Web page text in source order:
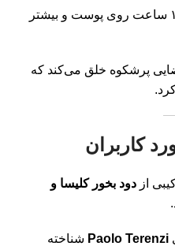
بسیار قوی (۱۰ تا ۱۲ ساعت روی پوست و بیشتر
پرشکوه خلق می‌کند که
کاربران
از دود بخور کلیسا و
Paolo Terenzi شناخته